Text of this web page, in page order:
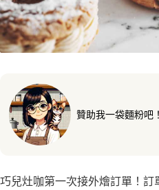
贊助我一袋麵粉吧！
巧兒灶咖第一次接外燴訂單！訂